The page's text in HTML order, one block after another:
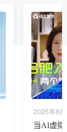
2025年8
当AI虚拟